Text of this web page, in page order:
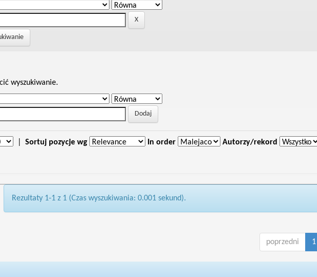
wyszukiwanie.
Sortuj pozycje wg In order Autorzy/rekord
Rezultaty 1-1 z 1 (Czas wyszukiwania: 0.001 sekund).
poprzedni 1